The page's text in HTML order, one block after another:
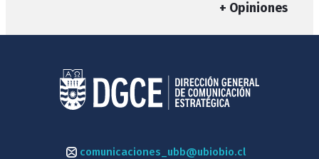
+ Opiniones
comunicaciones_ubb@ubiobio.cl